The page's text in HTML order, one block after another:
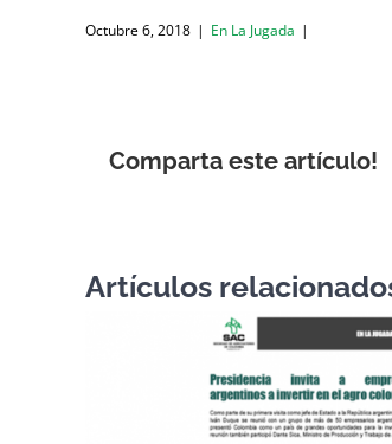
Octubre 6, 2018 | En La Jugada |
Comparta este artículo!
Artículos